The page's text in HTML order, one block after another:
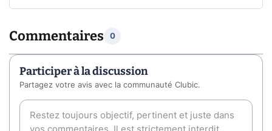
Commentaires 0
Participer à la discussion
Partagez votre avis avec la communauté Clubic.